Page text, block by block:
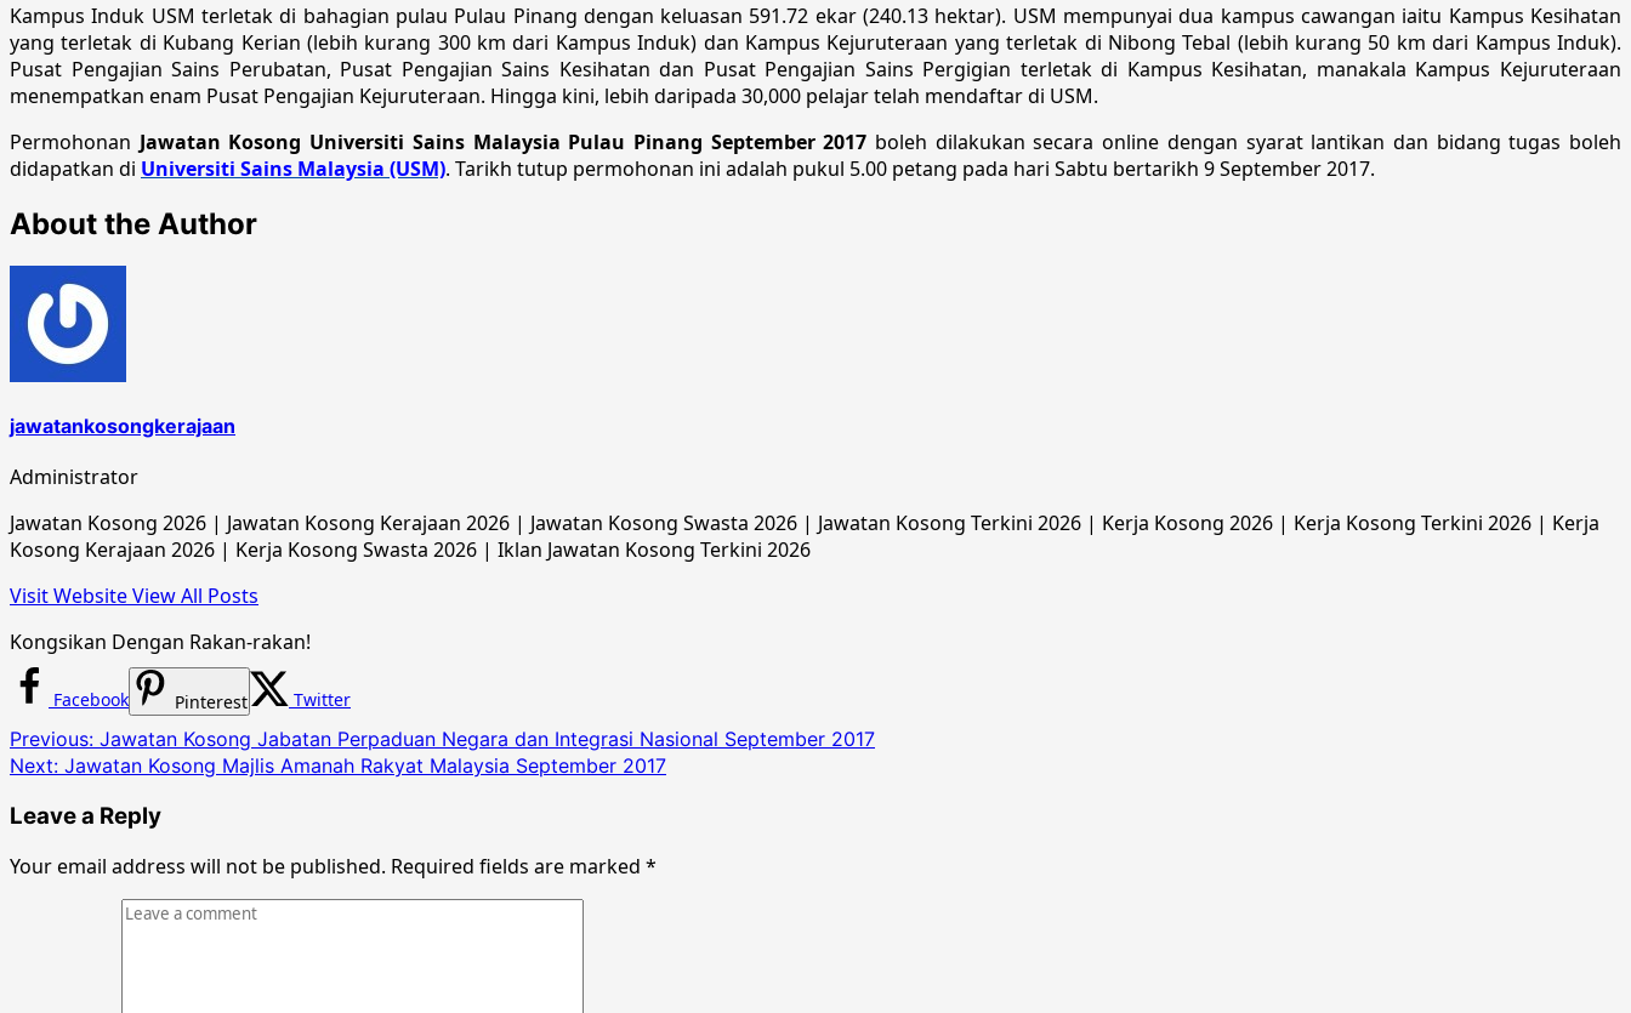
Kampus Induk USM terletak di bahagian pulau Pulau Pinang dengan keluasan 591.72 ekar (240.13 hektar). USM mempunyai dua kampus cawangan iaitu Kampus Kesihatan
yang terletak di Kubang Kerian (lebih kurang 300 km dari Kampus Induk) dan Kampus Kejuruteraan yang terletak di Nibong Tebal (lebih kurang 50 km dari Kampus Induk).
Pusat Pengajian Sains Perubatan, Pusat Pengajian Sains Kesihatan dan Pusat Pengajian Sains Pergigian terletak di Kampus Kesihatan, manakala Kampus Kejuruteraan
menempatkan enam Pusat Pengajian Kejuruteraan. Hingga kini, lebih daripada 30,000 pelajar telah mendaftar di USM.
Permohonan Jawatan Kosong Universiti Sains Malaysia Pulau Pinang September 2017 boleh dilakukan secara online dengan syarat lantikan dan bidang tugas boleh
didapatkan di Universiti Sains Malaysia (USM). Tarikh tutup permohonan ini adalah pukul 5.00 petang pada hari Sabtu bertarikh 9 September 2017.
About the Author
jawatankosongkerajaan
Administrator
Jawatan Kosong 2026 | Jawatan Kosong Kerajaan 2026 | Jawatan Kosong Swasta 2026 | Jawatan Kosong Terkini 2026 | Kerja Kosong 2026 | Kerja Kosong Terkini 2026 | Kerja
Kosong Kerajaan 2026 | Kerja Kosong Swasta 2026 | Iklan Jawatan Kosong Terkini 2026
Visit WebsiteView All Posts
Kongsikan Dengan Rakan-rakan!
Facebook Pinterest Twitter
Post
navigation
Previous: Jawatan Kosong Jabatan Perpaduan Negara dan Integrasi Nasional September 2017
Next: Jawatan Kosong Majlis Amanah Rakyat Malaysia September 2017
Leave a Reply
Your email address will not be published. Required fields are marked *